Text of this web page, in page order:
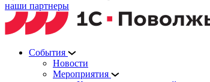
наши партнеры
События
Новости
Мероприятия